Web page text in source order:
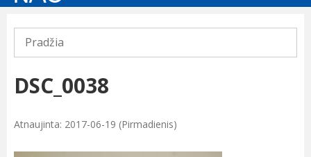
Pradžia
DSC_0038
Atnaujinta: 2017-06-19 (Pirmadienis)